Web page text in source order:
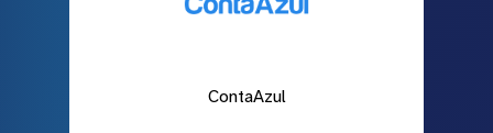
ContaAzul